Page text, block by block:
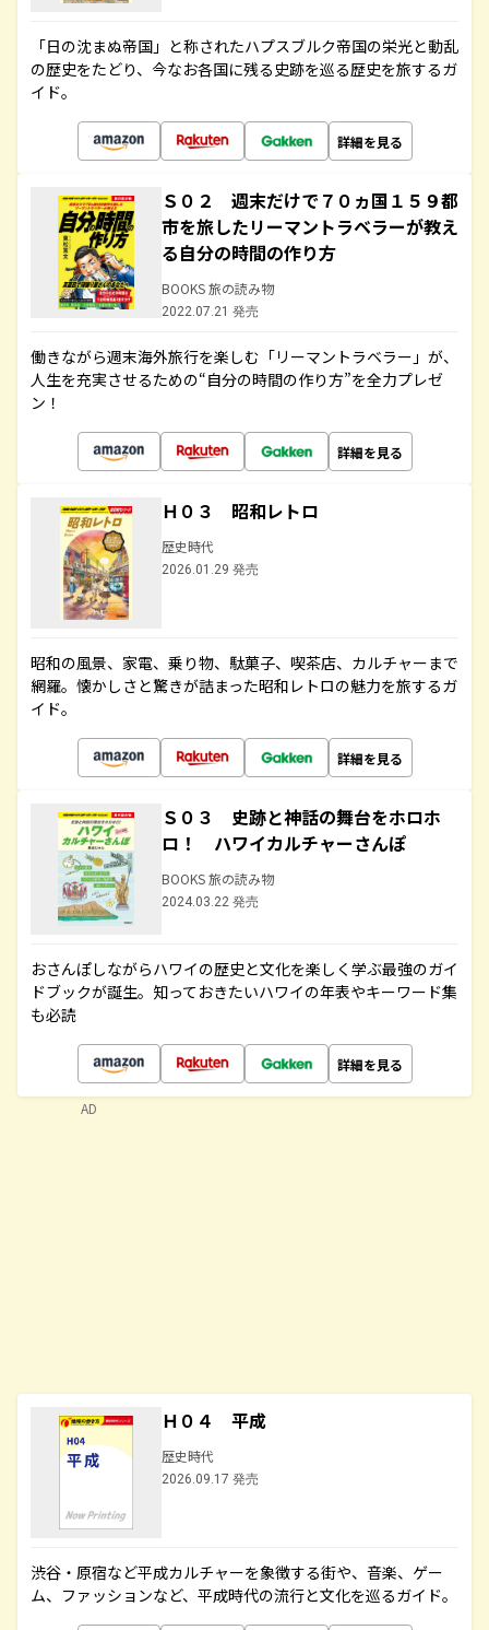
「日の沈まぬ帝国」と称されたハプスブルク帝国の栄光と動乱
の歴史をたどり、今なお各国に残る史跡を巡る歴史を旅するガ
イド。
詳細を見る
Ｓ０２ 週末だけで７０ヵ国１５９都
市を旅したリーマントラベラーが教え
る自分の時間の作り方
BOOKS 旅の読み物
2022.07.21 発売
働きながら週末海外旅行を楽しむ「リーマントラベラー」が、
人生を充実させるための“自分の時間の作り方”を全力プレゼ
ン！
詳細を見る
Ｈ０３ 昭和レトロ
歴史時代
2026.01.29 発売
昭和の風景、家電、乗り物、駄菓子、喫茶店、カルチャーまで
網羅。懐かしさと驚きが詰まった昭和レトロの魅力を旅するガ
イド。
詳細を見る
Ｓ０３ 史跡と神話の舞台をホロホ
ロ！ ハワイカルチャーさんぽ
BOOKS 旅の読み物
2024.03.22 発売
おさんぽしながらハワイの歴史と文化を楽しく学ぶ最強のガイ
ドブックが誕生。知っておきたいハワイの年表やキーワード集
も必読
詳細を見る
Ｈ０４ 平成
歴史時代
2026.09.17 発売
渋谷・原宿など平成カルチャーを象徴する街や、音楽、ゲー
ム、ファッションなど、平成時代の流行と文化を巡るガイド。
AD